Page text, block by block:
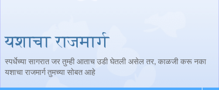
यशाचा राजमार्ग
स्पर्धेच्या सागरात जर तुम्ही आताच उडी घेतली असेल तर, काळजी करू नका
यशाचा राजमार्ग तुमच्या सोबत आहे